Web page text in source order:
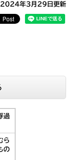
2024年3月29日更新
過
ら
の